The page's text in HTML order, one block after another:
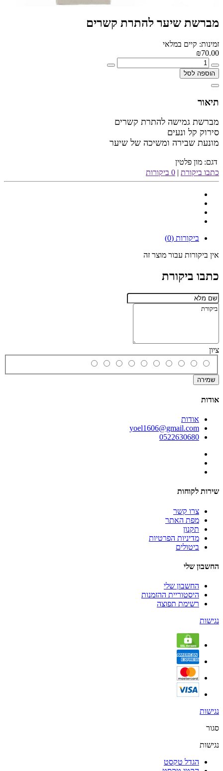
מברשת שיער להתרת קשרים
זמינות: קיים במלאי
₪70.00
הוספה לסל
תיאור
מברשת גמישה להתרת קשרים
סירוק קל ונעים
מונעת שבירה ומשיכה של שיער
דגם: מון פלטין
כתבו ביקורת | 0 ביקורות
ביקורות (0)
אין ביקורות עבור מוצר זה
כתבו ביקורת
ציון
שמירה
אודות
אודות
yoel1606@gmail.com
0522630680
שירות לקוחות
צרו קשר
מפת האתר
תקנון
מדיניות הפרטיות
ביטולים
החשבון שלי
החשבון שלי
היסטוריית ההזמנות
רשימת תפוצה
נגישות
נגישות
סגור
נגישות
הגדל טקסט